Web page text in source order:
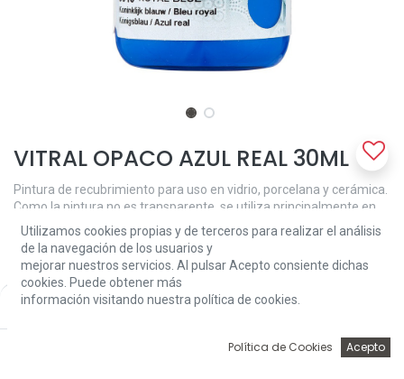
Price:
Add to Cart
VITRAL OPACO AZUL REAL 30ML
Pintura de recubrimiento para uso en vidrio, porcelana y cerámica.
Como la pintura no es transparente, se utiliza principalmente en
porcelana y cerámica. Pero también en el vidrio, las áreas opacas
pueden crear efectos extraordinarios. Asegúrese de que la
superficie esté limpia, seca y sin grasa. Aplique la pintura con una
esponja o un pincel plano, o use palos para crear los puntos.
Limpiar con agua tibia. Deje secar la pintura durante 30 minutos y
luego fije el trabajo en un horno de cocina. Pon el objeto pintado en
45 min. una vez que se calienta el horno. Lavable a mano después
Utilizamos cookies propias y de terceros para realizar el análisis
de la navegación de los usuarios y
mejorar nuestros servicios. Al pulsar Acepto consiente dichas
cookies. Puede obtener más
información visitando nuestra política de cookies.
Política de Cookies Acepto